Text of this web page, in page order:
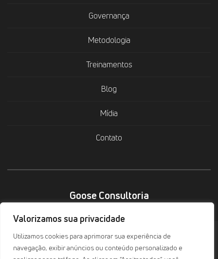
Valorizamos sua privacidade
Utilizamos cookies para aprimorar sua experiência de
navegação, exibir anúncios ou conteúdo personalizado e
Governança
Metodologia
Treinamentos
Blog
Mídia
Contato
Goose Consultoria
Copyright 2026 - Goose Consultoria